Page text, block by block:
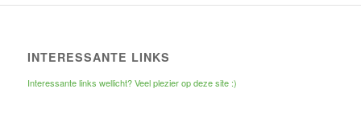
INTERESSANTE LINKS
Interessante links wellicht? Veel plezier op deze site :)